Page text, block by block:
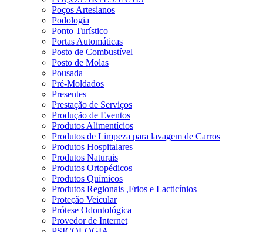
Poços Artesianos
Podologia
Ponto Turístico
Portas Automáticas
Posto de Combustível
Posto de Molas
Pousada
Pré-Moldados
Presentes
Prestação de Serviços
Produção de Eventos
Produtos Alimentícios
Produtos de Limpeza para lavagem de Carros
Produtos Hospitalares
Produtos Naturais
Produtos Ortopédicos
Produtos Químicos
Produtos Regionais ,Frios e Lacticínios
Proteção Veicular
Prótese Odontológica
Provedor de Internet